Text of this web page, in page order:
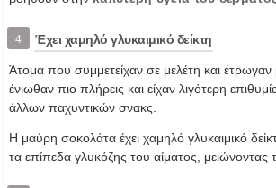
4 Έχει χαμηλό γλυκαιμικό δείκτη
Άτομα που συμμετείχαν σε μελέτη και
ένιωθαν πιο πλήρεις και είχαν λιγότερη
άλλων παχυντικών σνακς.
Η μαύρη σοκολάτα έχει χαμηλό γλυκαιμικό
τα επίπεδα γλυκόζης του αίματος, μειώνοντας